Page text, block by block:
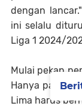
dengan
ini selalu
Liga 1 2024/
Mulai pekan
Hanya pada
Lima harus